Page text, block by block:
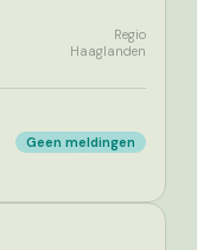
Regio
Haaglanden
Geen meldingen